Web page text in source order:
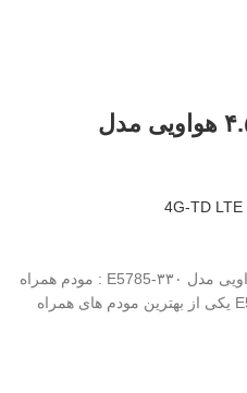
مودم همراه ۴.۵G/TD-LTE هواویی مدل
معرفی مودم همراه ۴.5G/TD-LTE هواویی مدل E5785-۳۳۰ : مودم همراه